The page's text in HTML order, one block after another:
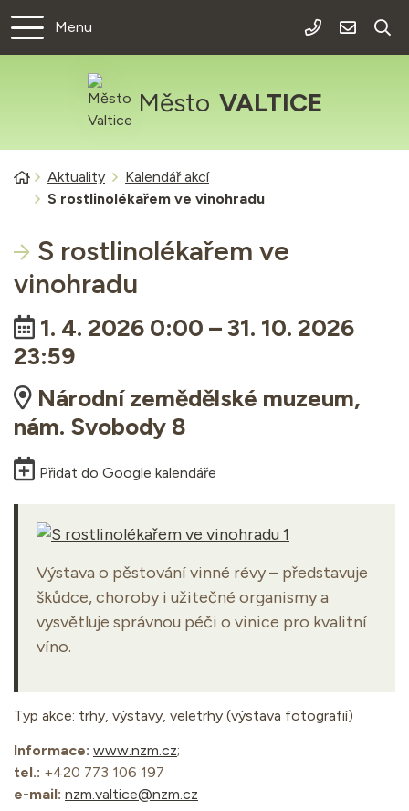
Menu
+420 519 301
Město VALTICE
Úvodní stránka
Aktuality
Kalendář akcí
S rostlinolékařem ve vinohradu
S rostlinolékařem ve
vinohradu
Kdy:
1. 4. 2026 0:00 – 31. 10. 2026
23:59
Kde:
Národní zemědělské muzeum,
nám. Svobody 8
Přidat do Google kalendáře
Výstava o pěstování vinné révy – představuje
škůdce, choroby i užitečné organismy a
vysvětluje správnou péči o vinice pro kvalitní
víno.
Typ akce: trhy, výstavy, veletrhy (výstava fotografií)
Informace: www.nzm.cz;
tel.: +420 773 106 197
e-mail: nzm.valtice@nzm.cz